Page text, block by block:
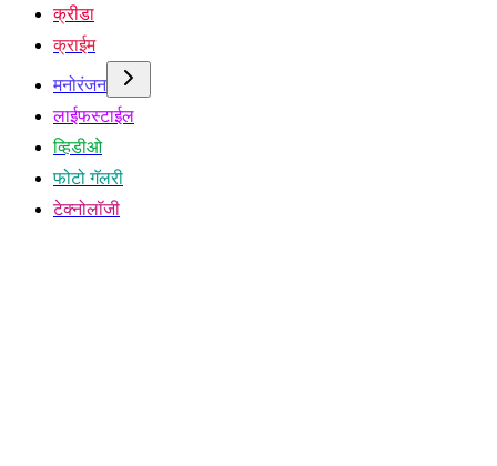
क्रीडा
क्राईम
मनोरंजन
लाईफस्टाईल
व्हिडीओ
फोटो गॅलरी
टेक्नोलॉजी